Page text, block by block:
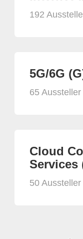
192
5G/6G
65 Aussteller
Cloud
Services
50 Aussteller